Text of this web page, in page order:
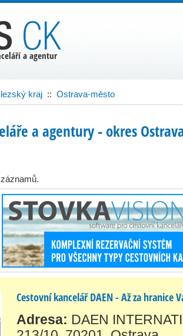
kraj :: Ostrava-město
a agentury ‐ okres
Cestovní kancelář DAEN - Až za hranice
Adresa: DAEN
a agentur